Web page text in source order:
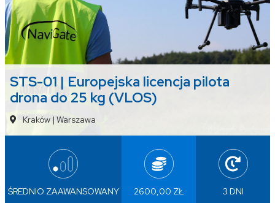
STS-01 | Europejska licencja pilota
drona do 25 kg (VLOS)
Kraków | Warszawa
ŚREDNIO ZAAWANSOWANY 2600,00 ZŁ 3 DNI